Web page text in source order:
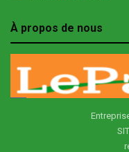
À propos de nous